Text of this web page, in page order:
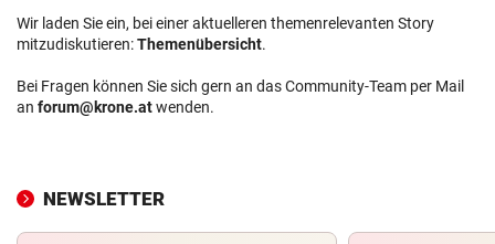
Wir laden Sie ein, bei einer aktuelleren themenrelevanten Story
mitzudiskutieren:Themenübersicht.
Bei Fragen können Sie sich gern an das Community-Team per Mail
an forum@krone.atwenden.
NEWSLETTER